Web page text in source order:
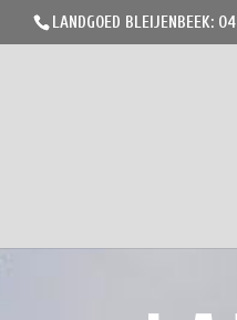
LANDGOED BLEIJENBEEK: